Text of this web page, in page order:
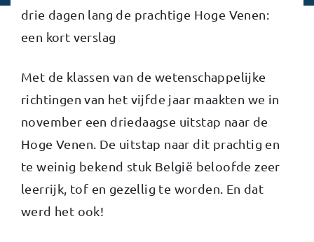
drie dagen lang de prachtige Hoge Venen:
een kort verslag
Met de klassen van de wetenschappelijke
richtingen van het vijfde jaar maakten we in
november een driedaagse uitstap naar de
Hoge Venen. De uitstap naar dit prachtig en
te weinig bekend stuk België beloofde zeer
leerrijk, tof en gezellig te worden. En dat
werd het ook!